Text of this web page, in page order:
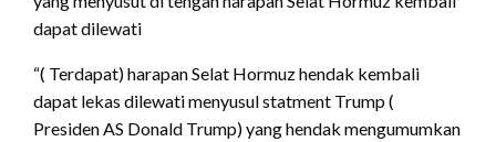
dapat dilewati
“( Terdapat) harapan Selat Hormuz hendak kembali
dapat lekas dilewati menyusul statment Trump (
Presiden AS Donald Trump) yang hendak mengumumkan